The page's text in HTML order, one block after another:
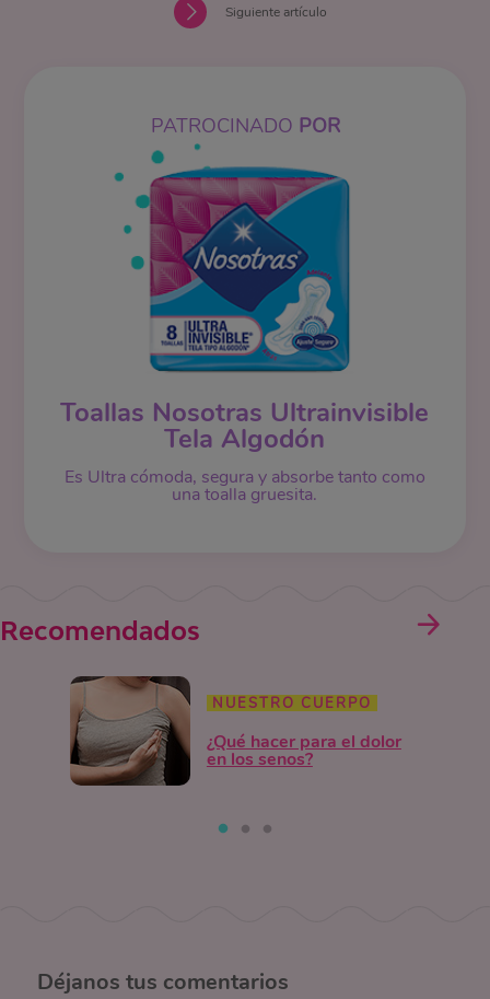
Siguiente artículo
PATROCINADO POR
Toallas Nosotras Ultrainvisible
Tela Algodón
Es Ultra cómoda, segura y absorbe tanto como
una toalla gruesita.
Recomendados
NUESTRO CUERPO
¿Qué hacer para el dolor
en los senos?
Déjanos tus comentarios